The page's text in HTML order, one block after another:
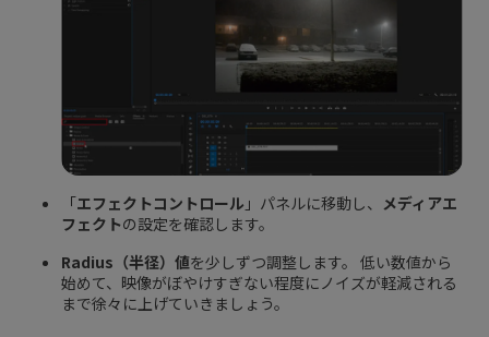
「エフェクトコントロール 」パネルに移動し、 メディアエ
フェクトの設定を確認します。
Radius（半径）値を少しずつ調整します。 低い数値から
始めて、映像がぼやけすぎない程度にノイズが軽減される
まで徐々に上げていきましょう。